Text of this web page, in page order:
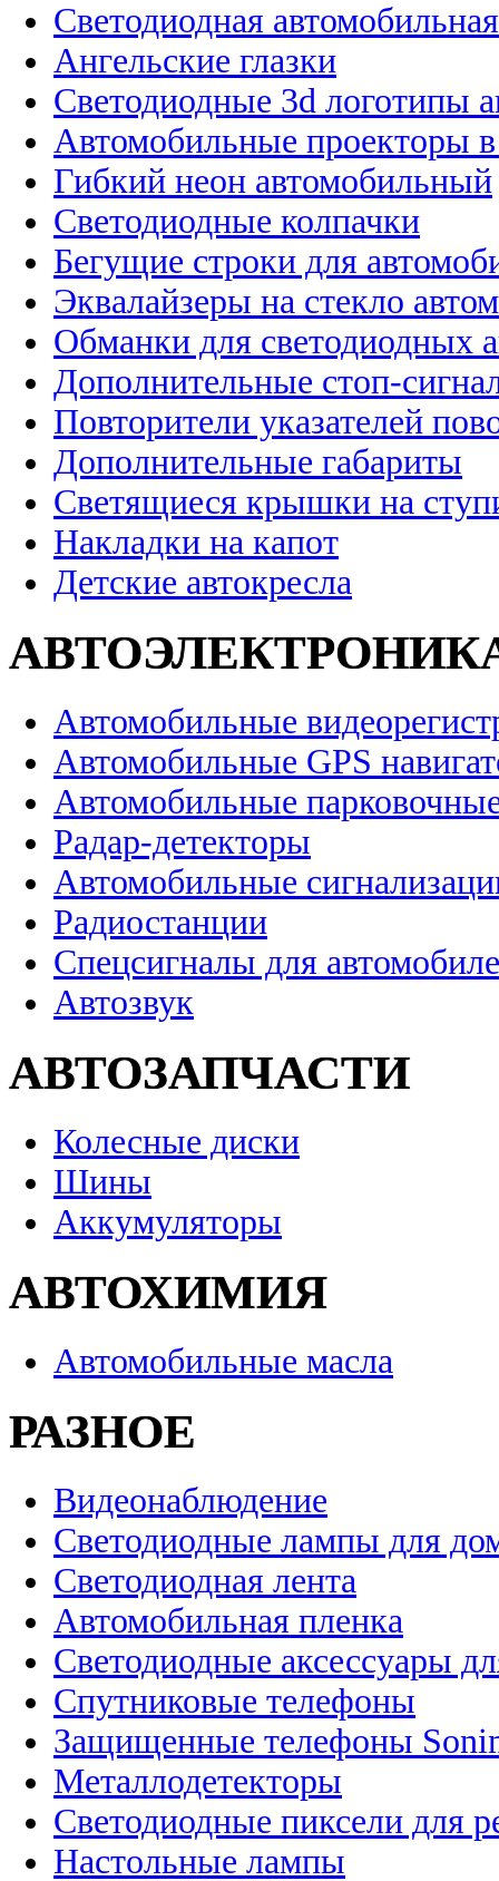
Светодиодная
Ангельские глазки
Светодиодные 3d логотипы
Автомобильные проекторы
Гибкий неон автомобильный
Светодиодные колпачки
Бегущие строки для
Эквалайзеры на стекло
Обманки для светодиодных
Дополнительные стоп-
Повторители указателей
Дополнительные габариты
Светящиеся крышки на
Накладки на капот
Детские автокресла
Автомобильные
Автомобильные GPS
Автомобильные
Радар-детекторы
Автомобильные
Радиостанции
Спецсигналы для
Автозвук
АВТОЗАПЧАСТИ
Колесные диски
Шины
Аккумуляторы
АВТОХИМИЯ
Автомобильные масла
РАЗНОЕ
Видеонаблюдение
Светодиодные лампы для
Светодиодная лента
Автомобильная пленка
Светодиодные аксессуары
Спутниковые телефоны
Защищенные телефоны
Металлодетекторы
Светодиодные пиксели для
Настольные лампы